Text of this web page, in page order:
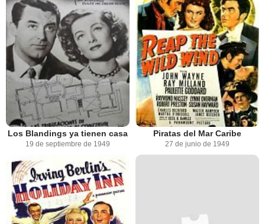
Los Blandings ya tienen casa
19 de septiembre de 1949
Piratas del Mar Caribe
27 de junio de 1949